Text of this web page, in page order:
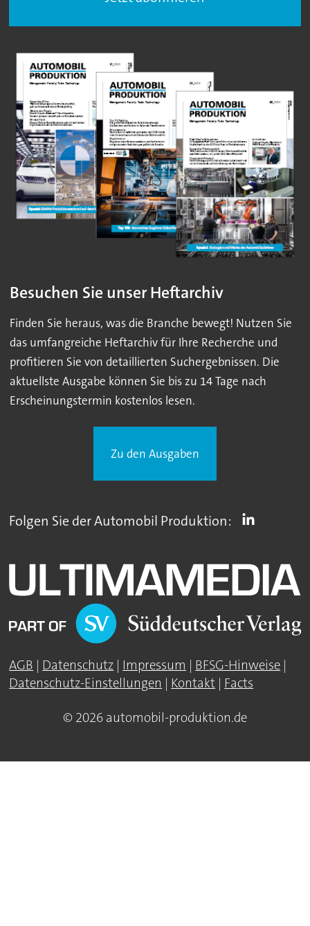
Besuchen Sie unser Heftarchiv
Finden Sie heraus, was die Branche bewegt! Nutzen Sie
das umfangreiche Heftarchiv für Ihre Recherche und
profitieren Sie von detaillierten Suchergebnissen. Die
aktuellste Ausgabe können Sie bis zu 14 Tage nach
Erscheinungstermin kostenlos lesen.
Zu den Ausgaben
Folgen Sie der Automobil Produktion:
AGB | Datenschutz | Impressum | BFSG-Hinweise |
Datenschutz-Einstellungen | Kontakt | Facts
© 2026 automobil-produktion.de